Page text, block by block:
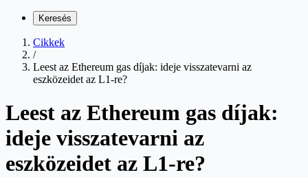
Keresés
Cikkek
/
Leest az Ethereum gas díjak: ideje visszatevarni az
eszközeidet az L1-re?
Leest az Ethereum gas díjak:
ideje visszatevarni az
eszközeidet az L1-re?